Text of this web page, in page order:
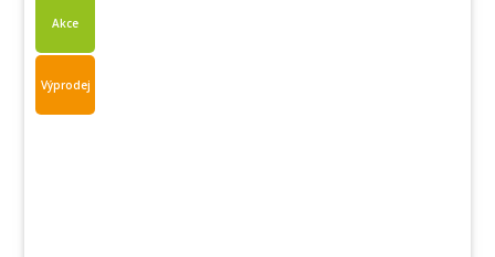
Akce
Výprodej